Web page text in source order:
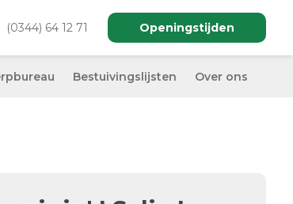
(0344) 64 12 71 Openingstijden
Bestuivingslijsten Over ons